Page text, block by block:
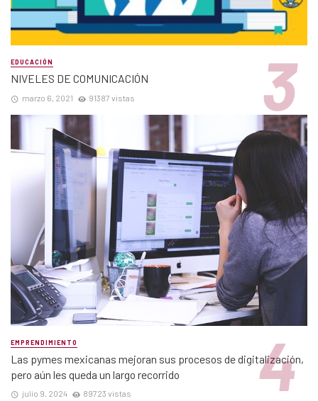
EDUCACIÓN
NIVELES DE COMUNICACIÓN
marzo 6, 2021 91387 vistas
EMPRENDIMIENTO
Las pymes mexicanas mejoran sus procesos de digitalización,
pero aún les queda un largo recorrido
julio 9, 2024 89723 vistas